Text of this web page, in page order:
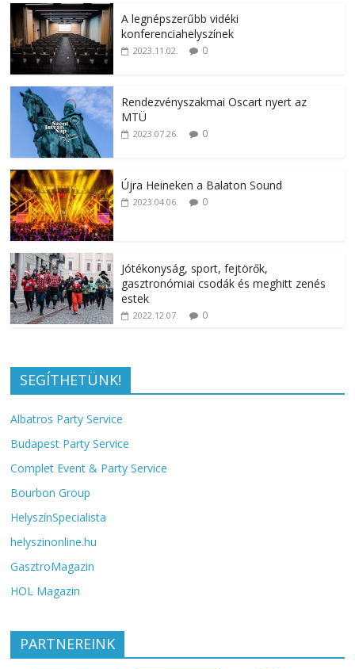
A legnépszerűbb vidéki
konferenciahelyszínek
2023.11.02. 0
Rendezvényszakmai Oscart nyert az
MTÜ
2023.07.26. 0
Újra Heineken a Balaton Sound
2023.04.06. 0
Jótékonyság, sport, fejtörők,
gasztronómiai csodák és meghitt zenés
estek
2022.12.07. 0
SEGÍTHETÜNK!
Albatros Party Service
Budapest Party Service
Complet Event & Party Service
Bourbon Group
HelyszínSpecialista
helyszinonline.hu
GasztroMagazin
HOL Magazin
PARTNEREINK